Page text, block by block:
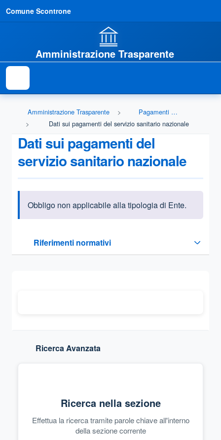
Comune Scontrone
Amministrazione Trasparente
Amministrazione Trasparente
Pagamenti dell'amministrazione
Dati sui pagamenti del servizio sanitario nazionale
Dati sui pagamenti del
servizio sanitario nazionale
Informazioni introduttive
Obbligo non applicabile alla tipologia di Ente.
Riferimenti normativi
Sezione compressa
Ricerca Avanzata
Ricerca nella sezione
Effettua la ricerca tramite parole chiave all'interno
della sezione corrente